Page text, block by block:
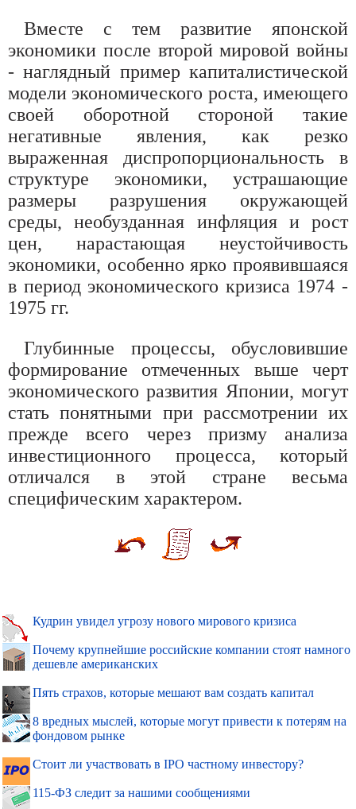
Вместе с тем развитие японской
экономики после второй мировой войны
- наглядный пример капиталистической
модели экономического роста, имеющего
своей оборотной стороной такие
негативные явления, как резко
выраженная диспропорциональность в
структуре экономики, устрашающие
размеры разрушения окружающей
среды, необузданная инфляция и рост
цен, нарастающая неустойчивость
экономики, особенно ярко проявившаяся
в период экономического кризиса 1974 -
1975 гг.
Глубинные процессы, обусловившие
формирование отмеченных выше черт
экономического развития Японии, могут
стать понятными при рассмотрении их
прежде всего через призму анализа
инвестиционного процесса, который
отличался в этой стране весьма
специфическим характером.
Кудрин увидел угрозу нового мирового кризиса
Почему крупнейшие российские компании стоят намного
дешевле американских
Пять страхов, которые мешают вам создать капитал
8 вредных мыслей, которые могут привести к потерям на
фондовом рынке
Стоит ли участвовать в IPO частному инвестору?
115-ФЗ следит за нашими сообщениями